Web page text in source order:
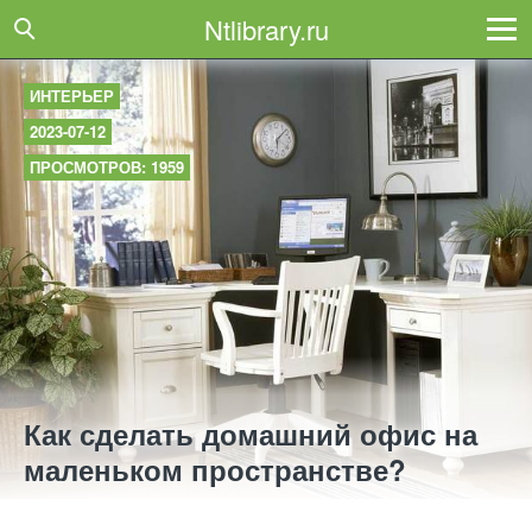
Ntlibrary.ru
ИНТЕРЬЕР
2023-07-12
ПРОСМОТРОВ: 1959
Как сделать домашний офис на
маленьком пространстве?